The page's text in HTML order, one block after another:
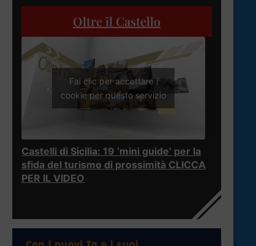
Oltre il Castello
Fai clic per accettare i
cookie per questo servizio
Castelli di Sicilia: 19 ‘mini guide’ per la
sfida del turismo di prossimità CLICCA
PER IL VIDEO